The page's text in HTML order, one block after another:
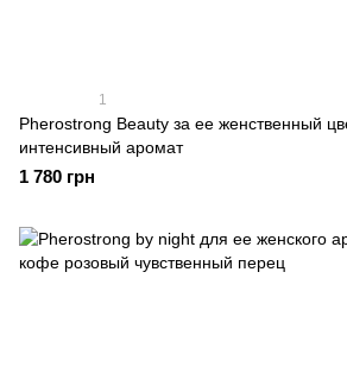
1
Pherostrong Beauty за ее женственный
интенсивный аромат
1 780 грн